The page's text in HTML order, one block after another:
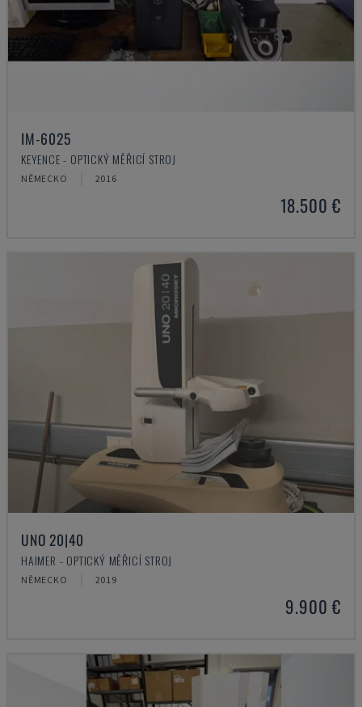
IM-6025
KEYENCE - OPTICKÝ MĚŘICÍ STROJ
NĚMECKO 2016
18.500 €
UNO 20|40
HAIMER - OPTICKÝ MĚŘICÍ STROJ
NĚMECKO 2019
9.900 €